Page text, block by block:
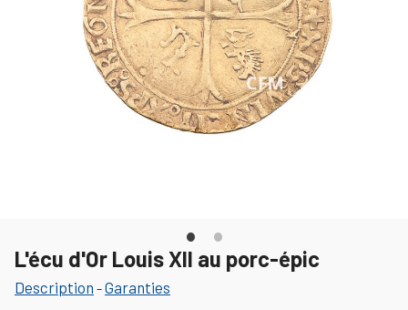
L'écu d'Or Louis XII au porc-épic
Description -Garanties